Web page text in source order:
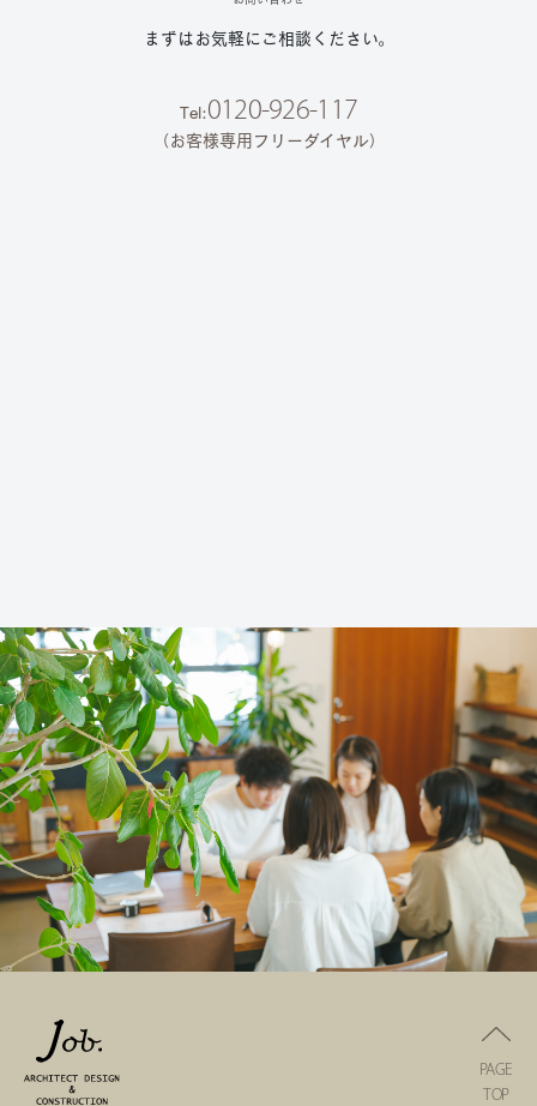
まずはお気軽にご相談ください。
Tel:0120-926-117
（お客様専用フリーダイヤル）
PAGE
TOP